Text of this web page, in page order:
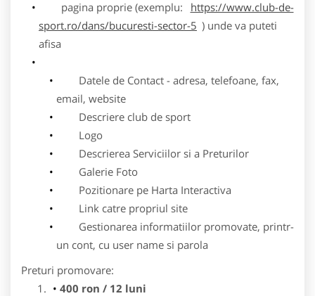
pagina proprie (exemplu:
https://www.club-de-
sport.ro/dans/bucuresti-sector-5 ) unde va puteti
afisa
Datele de Contact - adresa, telefoane, fax,
email, website
Descriere club de sport
Logo
Descrierea Serviciilor si a Preturilor
Galerie Foto
Pozitionare pe Harta Interactiva
Link catre propriul site
Gestionarea informatiilor promovate, printr-
un cont, cu user name si parola
Preturi promovare:
400 ron / 12 luni